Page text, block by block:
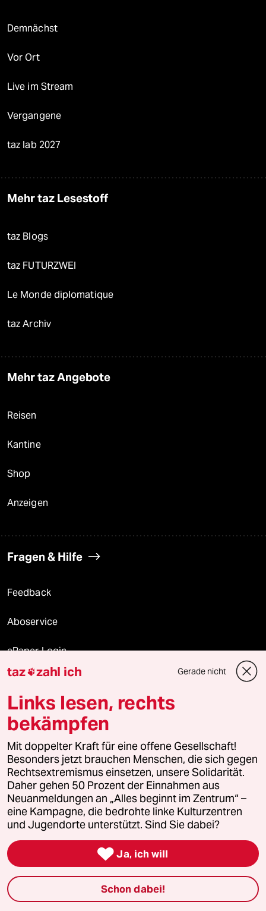
Demnächst
Vor Ort
Live im Stream
Vergangene
taz lab 2027
Mehr taz Lesestoff
taz Blogs
taz FUTURZWEI
Le Monde diplomatique
taz Archiv
Mehr taz Angebote
Reisen
Kantine
Shop
Anzeigen
Fragen & Hilfe
Feedback
Aboservice
ePaper Login
Downloads für Abonnierende
© 2026 taz Verlags und Vertriebs GmbH
Alle Rechte vorbehalten. Bei rechtlichen Fragen oder für Genehmigungen
wenden Sie sich bitte an
lizenzen@taz.de
Feedback Redaktionsstatut Kommune-Richtlinien
Leitlinie Informant Datenschutz Impressum AGB
Seitenwende Einwilligungen widerrufen (Ads)
taz zahl ich Gerade nicht
Links lesen, rechts
bekämpfen
Mit doppelter Kraft für eine offene Gesellschaft!
Besonders jetzt brauchen Menschen, die sich gegen
Rechtsextremismus einsetzen, unsere Solidarität.
Daher gehen 50 Prozent der Einnahmen aus
Neuanmeldungen an „Alles beginnt im Zentrum“ –
eine Kampagne, die bedrohte linke Kulturzentren
und Jugendorte unterstützt. Sind Sie dabei?
 Ja, ich will
Schon dabei!